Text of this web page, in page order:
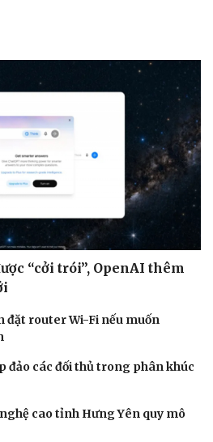
“cởi trói”, OpenAI thêm
đặt router Wi-Fi nếu muốn
đảo các đối thủ trong phân khúc
cao tỉnh Hưng Yên quy mô